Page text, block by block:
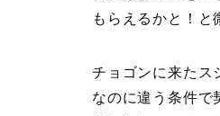
もらえるかと！と
チョゴンに来たス
なのに違う条件で